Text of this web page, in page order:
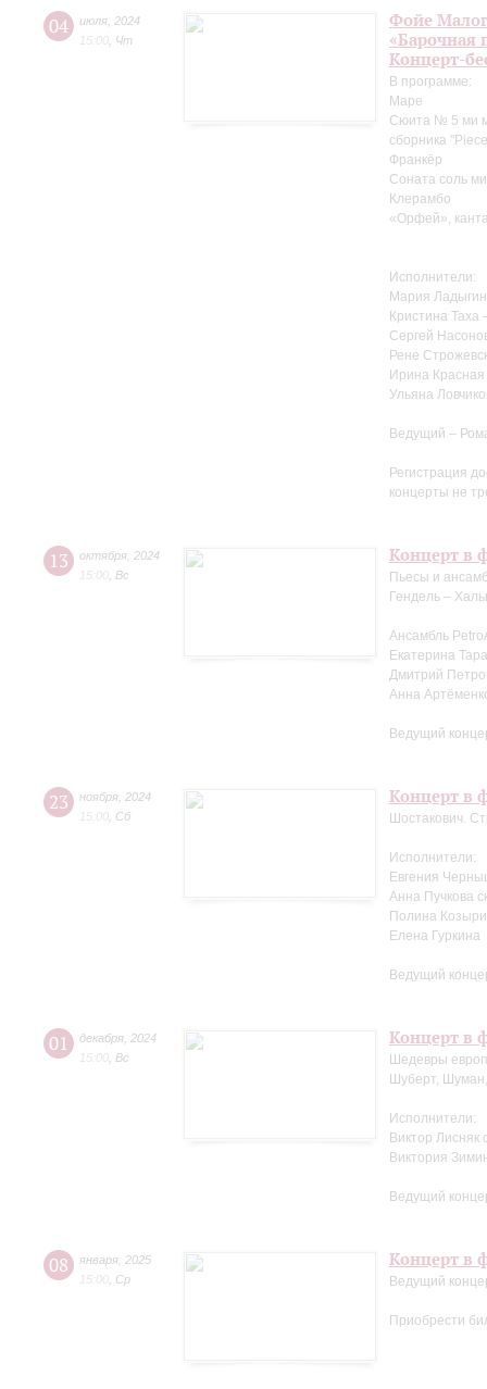
04 июля 2024
15:00 Чт
Фойе
«Барочная
Концерт-
В программе:
Маре
Сюита № 5 ми
сборника
Франкёр
Соната соль
Клерамбо
«Орфей»,
Исполнители:
Мария
Кристина Таха
Сергей
Рене
Ирина Красная
Ульяна
Ведущий –
Регистрация
концерты не
13 октября 2024
15:00 Вс
Концерт в
Пьесы и
Гендель –
Ансамбль
Екатерина
Дмитрий
Анна
Ведущий
23 ноября 2024
15:00 Сб
Концерт в
Шостакович.
Исполнители:
Евгения
Анна Пучкова
Полина
Елена Гуркина
Ведущий
01 декабря 2024
15:00 Вс
Концерт в
Шедевры
Шуберт,
Исполнители:
Виктор Лисняк
Виктория
Ведущий
08 января 2025
15:00 Ср
Концерт в
Ведущий
Приобрести